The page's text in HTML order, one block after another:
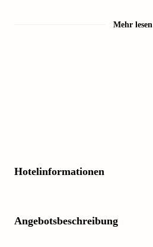
Mehr lesen
Hotelinformationen
Angebotsbeschreibung